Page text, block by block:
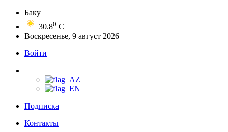
Баку
30.80 C
Воскресенье, 9 август 2026
Войти
Подписка
Контакты